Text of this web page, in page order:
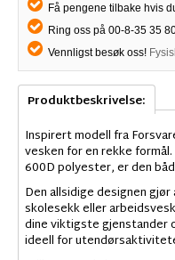
Få pengene tilbake hvis
Ring oss på 00-8-35 35
Vennligst besøk oss!
Produktbeskrivelse:
Inspirert modell fra
vesken for en rekke
600D polyester, er den
Den allsidige designen
skolesekk eller
dine viktigste gjenstander
ideell for